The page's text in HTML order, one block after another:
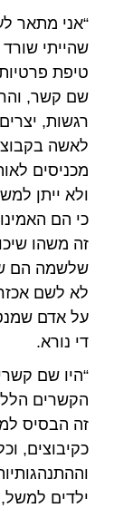
“אני מתאר
שהייתי
טיפת
שם קשר,
רגשות,
לאשה
מכניסים
ולא ייתן
כי הם
זה משהו
שלשמה הם
לא לשם
על אדם
די נורא.
“היו שם
הקשרים
זה הבסיס
כקיבוצים,
ילדים